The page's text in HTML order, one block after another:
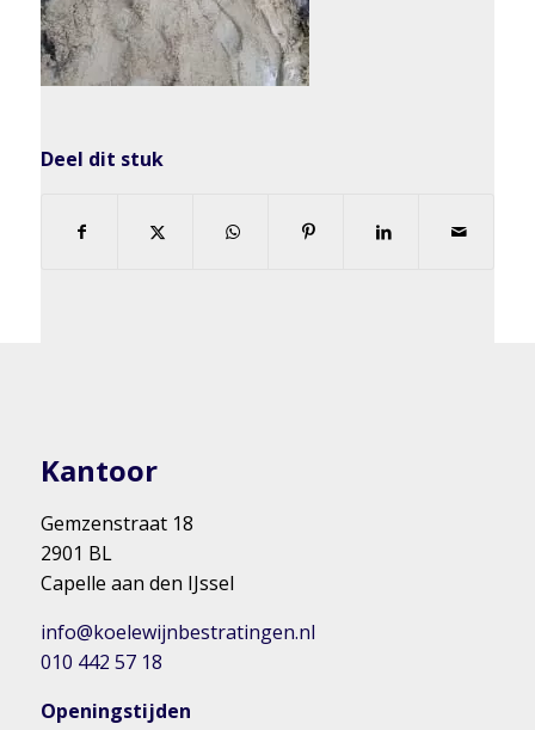
Deel dit stuk
Kantoor
Gemzenstraat 18
2901 BL
Capelle aan den IJssel
info@koelewijnbestratingen.nl
010 442 57 18
Openingstijden